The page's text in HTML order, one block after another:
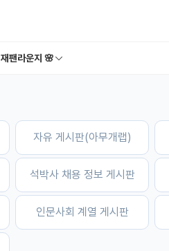
재팬라운지 🌸
자유 게시판(아무개랩)
석박사 채용 정보 게시판
인문사회 계열 게시판